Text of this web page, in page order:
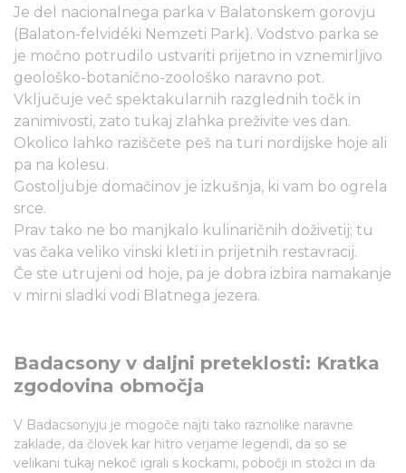
Je del nacionalnega parka v Balatonskem gorovju
(Balaton-felvidéki Nemzeti Park). Vodstvo parka se
je močno potrudilo ustvariti prijetno in vznemirljivo
geološko-botanično-zoološko naravno pot.
Vključuje več spektakularnih razglednih točk in
zanimivosti, zato tukaj zlahka preživite ves dan.
Okolico lahko raziščete peš na turi nordijske hoje ali
pa na kolesu.
Gostoljubje domačinov je izkušnja, ki vam bo ogrela
srce.
Prav tako ne bo manjkalo kulinaričnih doživetij; tu
vas čaka veliko vinski kleti in prijetnih restavracij.
Če ste utrujeni od hoje, pa je dobra izbira namakanje
v mirni sladki vodi Blatnega jezera.
Badacsony v daljni preteklosti: Kratka
zgodovina območja
V Badacsonyju je mogoče najti tako raznolike naravne
zaklade, da človek kar hitro verjame legendi, da so se
velikani tukaj nekoč igrali s kockami, pobočji in stožci in da